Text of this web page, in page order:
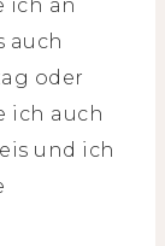
ich an
auch
oder
ich auch
und ich